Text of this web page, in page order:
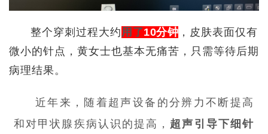
整个穿刺过程大约用了10分钟 ，皮肤表面仅有
微小的针点，黄女士也基本无痛苦，只需等待后期
病理结果。
近年来，随着超声设备的分辨力不断提高
和对甲状腺疾病认识的提高， 超声引导下细针